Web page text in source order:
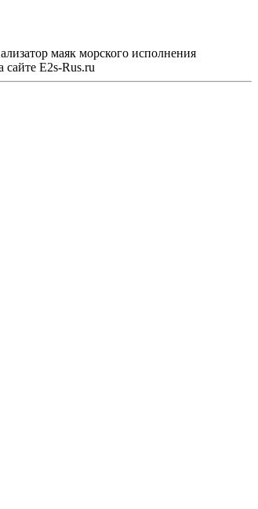
маяк морского исполнения
E2s-Rus.ru